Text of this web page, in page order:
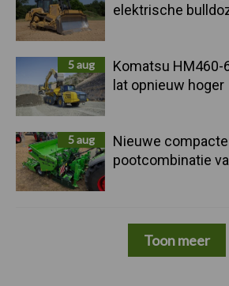
elektrische
5 aug
Komatsu
lat opnieuw hoger
5 aug
Nieuwe
pootcombinatie
Toon meer